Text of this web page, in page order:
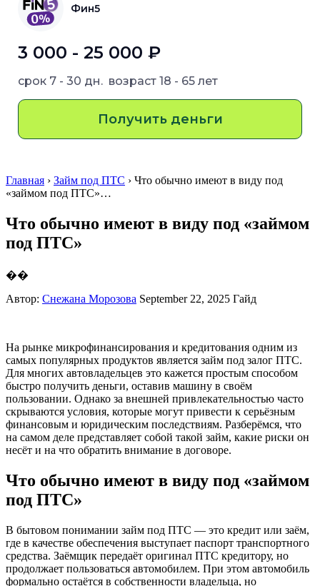
Фин5
3 000 - 25 000 ₽
срок 7 - 30 дн. возраст 18 - 65 лет
Получить деньги
Главная › Займ под ПТС › Что обычно имеют в виду под
«займом под ПТС»…
Что обычно имеют в виду под «займом
под ПТС»
��
Автор: Снежана Морозова September 22, 2025 Гайд
На рынке микрофинансирования и кредитования одним из
самых популярных продуктов является займ под залог ПТС.
Для многих автовладельцев это кажется простым способом
быстро получить деньги, оставив машину в своём
пользовании. Однако за внешней привлекательностью часто
скрываются условия, которые могут привести к серьёзным
финансовым и юридическим последствиям. Разберёмся, что
на самом деле представляет собой такой займ, какие риски он
несёт и на что обратить внимание в договоре.
Что обычно имеют в виду под «займом
под ПТС»
В бытовом понимании займ под ПТС — это кредит или заём,
где в качестве обеспечения выступает паспорт транспортного
средства. Заёмщик передаёт оригинал ПТС кредитору, но
продолжает пользоваться автомобилем. При этом автомобиль
формально остаётся в собственности владельца, но